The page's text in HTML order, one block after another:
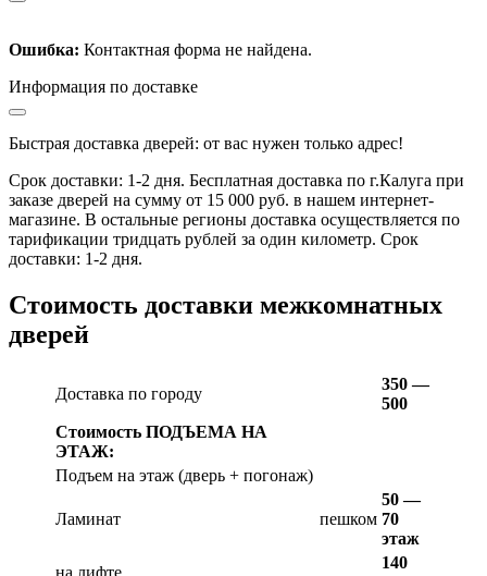
Ошибка: Контактная форма не найдена.
Информация по доставке
Быстрая доставка дверей: от вас нужен только адрес!
Срок доставки: 1-2 дня. Бесплатная доставка по г.Калуга при
заказе дверей на сумму от 15 000 руб. в нашем интернет-
магазине. В остальные регионы доставка осуществляется по
тарификации тридцать рублей за один километр. Срок
доставки: 1-2 дня.
Стоимость доставки межкомнатных
дверей
Доставка по городу
350 —
500
Стоимость ПОДЪЕМА НА
ЭТАЖ:
Подъем на этаж (дверь + погонаж)
Ламинат пешком
50 —
70
этаж
на лифте
140